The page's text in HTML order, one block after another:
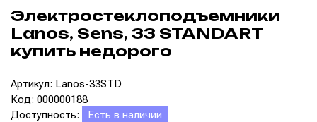
Электростеклоподъемники
Lanos, Sens, 33 STANDART
купить недорого
Артикул: Lanos-33STD
Код: 000000188
Доступность:
Есть в наличии